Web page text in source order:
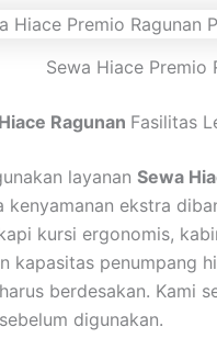
Sewa Hiace Premio
Ragunan Fasilitas
layanan Sewa
kenyamanan ekstra
kursi ergonomis,
kapasitas penumpang
berdesakan. Kami
digunakan.